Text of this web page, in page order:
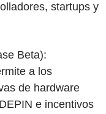
startups y
Beta):
a los
de hardware
e incentivos